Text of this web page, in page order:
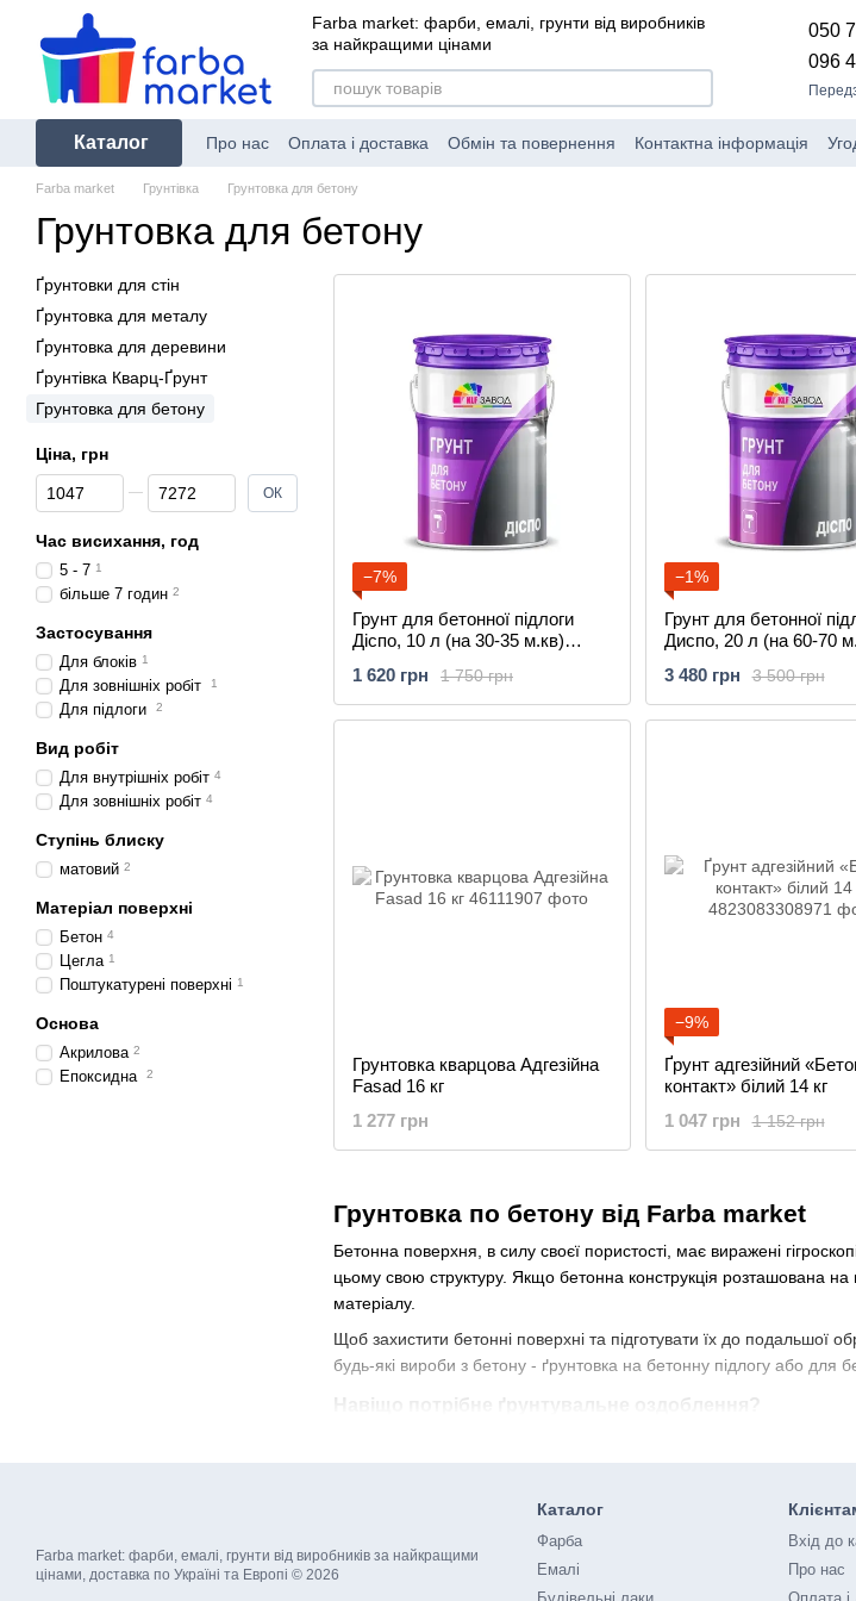
Перейти до основного контенту
Farba market: фарби, емалі, грунти від виробників
за найкращими цінами
050
096
Каталог Про нас Оплата і доставка Обмін та повернення Контактна інформація
Farba market Грунтівка Грунтовка для бетону
Грунтовка для бетону
Грунтовка по бетону від Farba market
Бетонна поверхня, в силу своєї пористості, має виражені
цьому свою структуру. Якщо бетонна конструкція розташована на
матеріалу.
Щоб захистити бетонні поверхні та підготувати їх до
будь-які вироби з бетону - ґрунтовка на бетонну підлогу або для
Навіщо потрібне ґрунтувальне оздоблення?
зв'язування частинок пилу, завдяки чому поверхня
захисту від цвілі та грибка;
посилення адгезії на гладкому бетоні;
−7%
Грунт для бетонної підлоги
Діспо, 10 л (на 30-35 м.кв)
1 750 грн
1 620 грн
−1%
Грунт для бетонної
Диспо, 20 л (на 60-70
3 500 грн
3 480 грн
Грунтовка кварцова Адгезійна
Fasad 16 кг
1 277 грн
−9%
Ґрунт адгезійний
контакт» білий 14 кг
1 152 грн
1 047 грн
Ґрунтовки для стін
Ґрунтовка для металу
Ґрунтовка для деревини
Ґрунтівка Кварц-Ґрунт
Грунтовка для бетону
Ціна, грн
Від Ціна, грн
До Ціна, грн ОК
Час висихання, год
5 - 7 1
більше 7 годин 2
Застосування
Для блоків 1
Для зовнішніх робіт 1
Для підлоги 2
Вид робіт
Для внутрішніх робіт 4
Для зовнішніх робіт 4
Ступінь блиску
матовий 2
Матеріал поверхні
Бетон 4
Цегла 1
Поштукатурені поверхні 1
Основа
Акрилова 2
Епоксидна 2
Farba market: фарби, емалі, грунти від виробників за найкращими
цінами, доставка по Україні та Европі © 2026
Каталог
Фарба
Емалі
Вхід до
Про нас